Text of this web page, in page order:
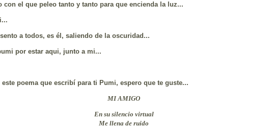
con el que peleo tanto y tanto para que encienda la luz...
a todos, es él, saliendo de la oscuridad...
por estar aqui, junto a mi...
este poema que escribí para ti Pumi, espero que te guste...
MI AMIGO
En su silencio virtual
Me llena de ruido